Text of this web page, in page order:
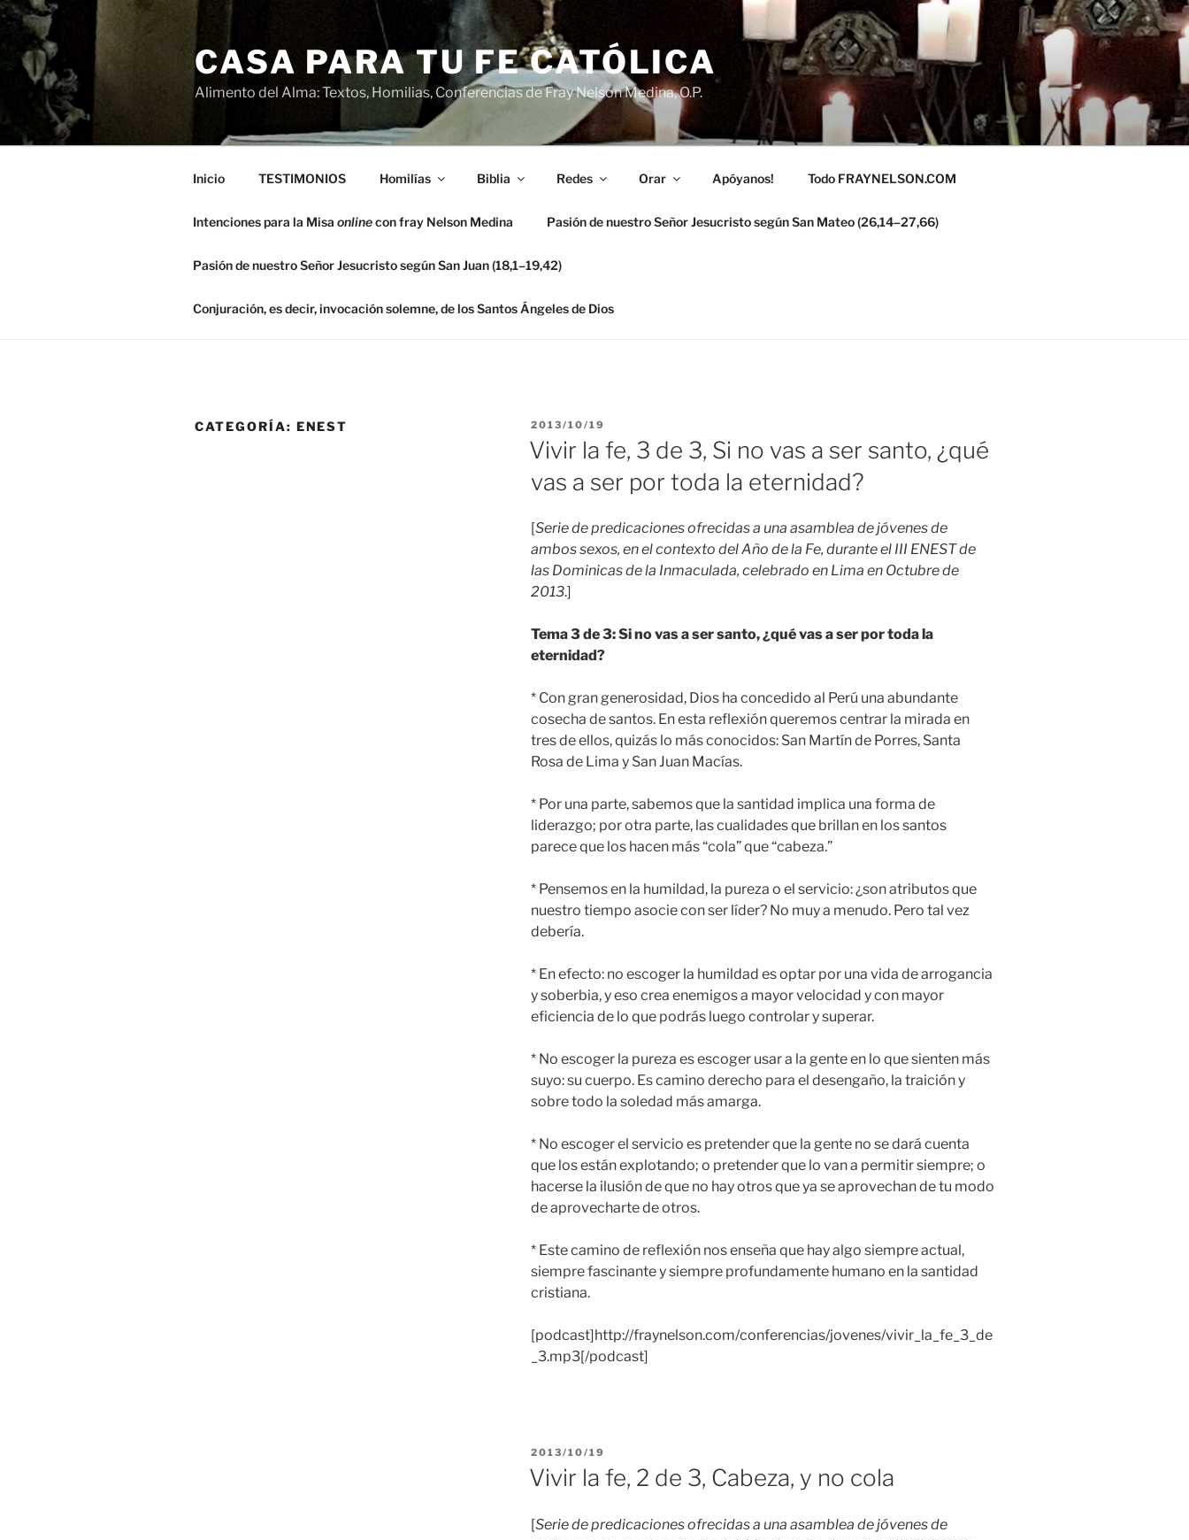
Saltar
contenido
CASA PARA TU FE CATÓLICA
Alimento del Alma: Textos, Homilias, Conferencias de Fray Nelson Medina, O.P.
Inicio TESTIMONIOS Homilías Biblia Redes Orar Apóyanos! Todo FRAYNELSON.COM
Intenciones para la Misa onlinecon fray Nelson Medina Pasión de nuestro Señor Jesucristo según San Mateo (26,14–27,66)
Pasión de nuestro Señor Jesucristo según San Juan (18,1–19,42)
Conjuración, es decir, invocación solemne, de los Santos Ángeles de Dios
CATEGORÍA: ENEST
PUBLICADO
EL
2013/10/19
Vivir la fe, 3 de 3, Si no vas a ser santo, ¿qué
vas a ser por toda la eternidad?
[Serie de predicaciones ofrecidas a una asamblea de jóvenes de
ambos sexos, en el contexto del Año de la Fe, durante el III ENEST de
las Dominicas de la Inmaculada, celebrado en Lima en Octubre de
2013.]
Tema 3 de 3: Si no vas a ser santo, ¿qué vas a ser por toda la
eternidad?
* Con gran generosidad, Dios ha concedido al Perú una abundante
cosecha de santos. En esta reflexión queremos centrar la mirada en
tres de ellos, quizás lo más conocidos: San Martín de Porres, Santa
Rosa de Lima y San Juan Macías.
* Por una parte, sabemos que la santidad implica una forma de
liderazgo; por otra parte, las cualidades que brillan en los santos
parece que los hacen más “cola” que “cabeza.”
* Pensemos en la humildad, la pureza o el servicio: ¿son atributos que
nuestro tiempo asocie con ser líder? No muy a menudo. Pero tal vez
debería.
* En efecto: no escoger la humildad es optar por una vida de arrogancia
y soberbia, y eso crea enemigos a mayor velocidad y con mayor
eficiencia de lo que podrás luego controlar y superar.
* No escoger la pureza es escoger usar a la gente en lo que sienten más
suyo: su cuerpo. Es camino derecho para el desengaño, la traición y
sobre todo la soledad más amarga.
* No escoger el servicio es pretender que la gente no se dará cuenta
que los están explotando; o pretender que lo van a permitir siempre; o
hacerse la ilusión de que no hay otros que ya se aprovechan de tu modo
de aprovecharte de otros.
* Este camino de reflexión nos enseña que hay algo siempre actual,
siempre fascinante y siempre profundamente humano en la santidad
cristiana.
[podcast]http://fraynelson.com/conferencias/jovenes/vivir_la_fe_3_de
_3.mp3[/podcast]
PUBLICADO
EL
2013/10/19
Vivir la fe, 2 de 3, Cabeza, y no cola
[Serie de predicaciones ofrecidas a una asamblea de jóvenes de